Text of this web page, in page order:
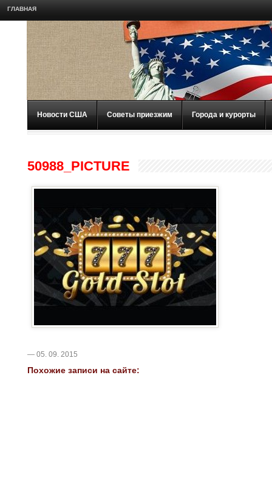
ГЛАВНАЯ
Новости США Советы приезжим Города и курорты
50988_PICTURE
— 05. 09. 2015
Похожие записи на сайте: